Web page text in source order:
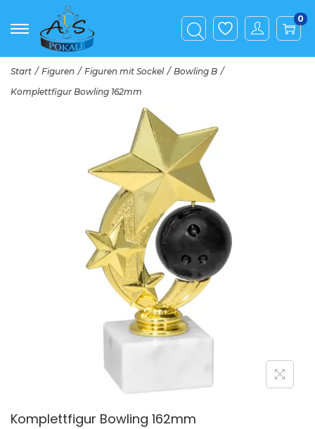
0
Start / Figuren / Figuren mit Sockel / Bowling B /
Komplettfigur Bowling 162mm
Komplettfigur Bowling 162mm